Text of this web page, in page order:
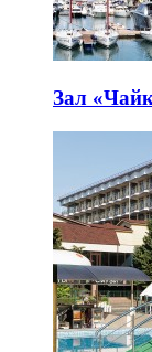
Зал